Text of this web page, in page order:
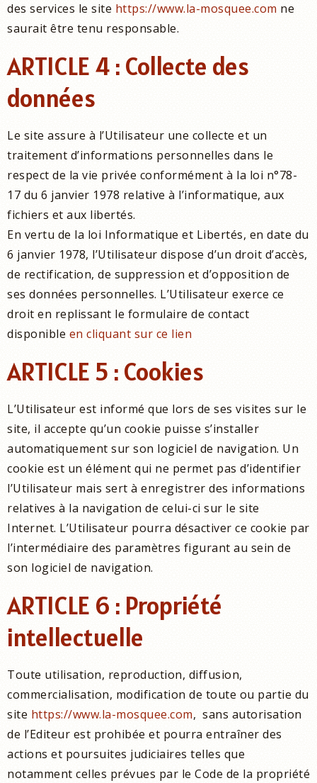
des services le site https://www.la-mosquee.com ne
saurait être tenu responsable.
ARTICLE 4 : Collecte des
données
Le site assure à l’Utilisateur une collecte et un
traitement d’informations personnelles dans le
respect de la vie privée conformément à la loi n°78-
17 du 6 janvier 1978 relative à l’informatique, aux
fichiers et aux libertés.
En vertu de la loi Informatique et Libertés, en date du
6 janvier 1978, l’Utilisateur dispose d’un droit d’accès,
de rectification, de suppression et d’opposition de
ses données personnelles. L’Utilisateur exerce ce
droit en replissant le formulaire de contact
disponible en cliquant sur ce lien
ARTICLE 5 : Cookies
L’Utilisateur est informé que lors de ses visites sur le
site, il accepte qu’un cookie puisse s’installer
automatiquement sur son logiciel de navigation. Un
cookie est un élément qui ne permet pas d’identifier
l’Utilisateur mais sert à enregistrer des informations
relatives à la navigation de celui-ci sur le site
Internet. L’Utilisateur pourra désactiver ce cookie par
l’intermédiaire des paramètres figurant au sein de
son logiciel de navigation.
ARTICLE 6 : Propriété
intellectuelle
Toute utilisation, reproduction, diffusion,
commercialisation, modification de toute ou partie du
site https://www.la-mosquee.com, sans autorisation
de l’Editeur est prohibée et pourra entraîner des
actions et poursuites judiciaires telles que
notamment celles prévues par le Code de la propriété